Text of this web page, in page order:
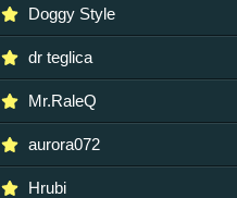
Doggy Style
dr teglica
Mr.RaleQ
aurora072
Hrubi